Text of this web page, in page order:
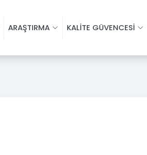
ARAŞTIRMA KALİTE GÜVENCESİ